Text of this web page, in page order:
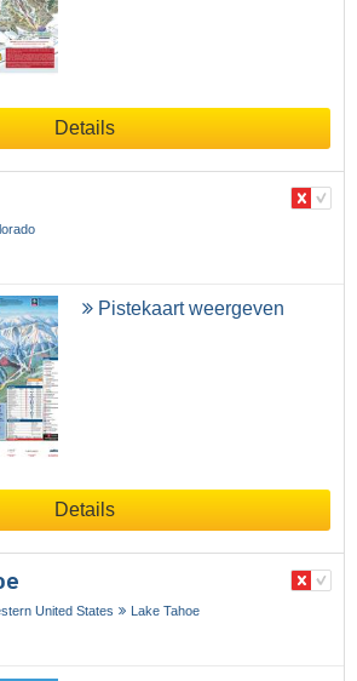
Details
Pistekaart weergeven
Details
United States Lake Tahoe